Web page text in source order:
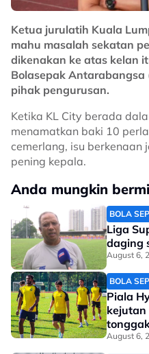
Ketua jurulatih Kuala
mahu masalah sekatan
dikenakan ke atas kelan
Bolasepak Antarabangsa
pihak pengurusan.
Ketika KL City berada
menamatkan baki 10
cemerlang, isu berkenaan
pening kepala.
Anda mungkin
BOLA
Liga
daging
August 6,
BOLA
Piala
kejutan
August 6,